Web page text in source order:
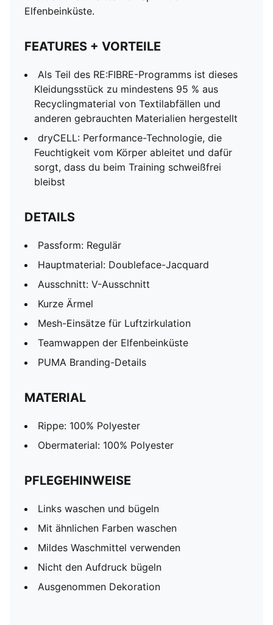
Elfenbeinküste.
FEATURES + VORTEILE
Als Teil des RE:FIBRE-Programms ist dieses
Kleidungsstück zu mindestens 95 % aus
Recyclingmaterial von Textilabfällen und
anderen gebrauchten Materialien hergestellt
dryCELL: Performance-Technologie, die
Feuchtigkeit vom Körper ableitet und dafür
sorgt, dass du beim Training schweißfrei
bleibst
DETAILS
Passform: Regulär
Hauptmaterial: Doubleface-Jacquard
Ausschnitt: V-Ausschnitt
Kurze Ärmel
Mesh-Einsätze für Luftzirkulation
Teamwappen der Elfenbeinküste
PUMA Branding-Details
MATERIAL
Rippe: 100% Polyester
Obermaterial: 100% Polyester
PFLEGEHINWEISE
Links waschen und bügeln
Mit ähnlichen Farben waschen
Mildes Waschmittel verwenden
Nicht den Aufdruck bügeln
Ausgenommen Dekoration